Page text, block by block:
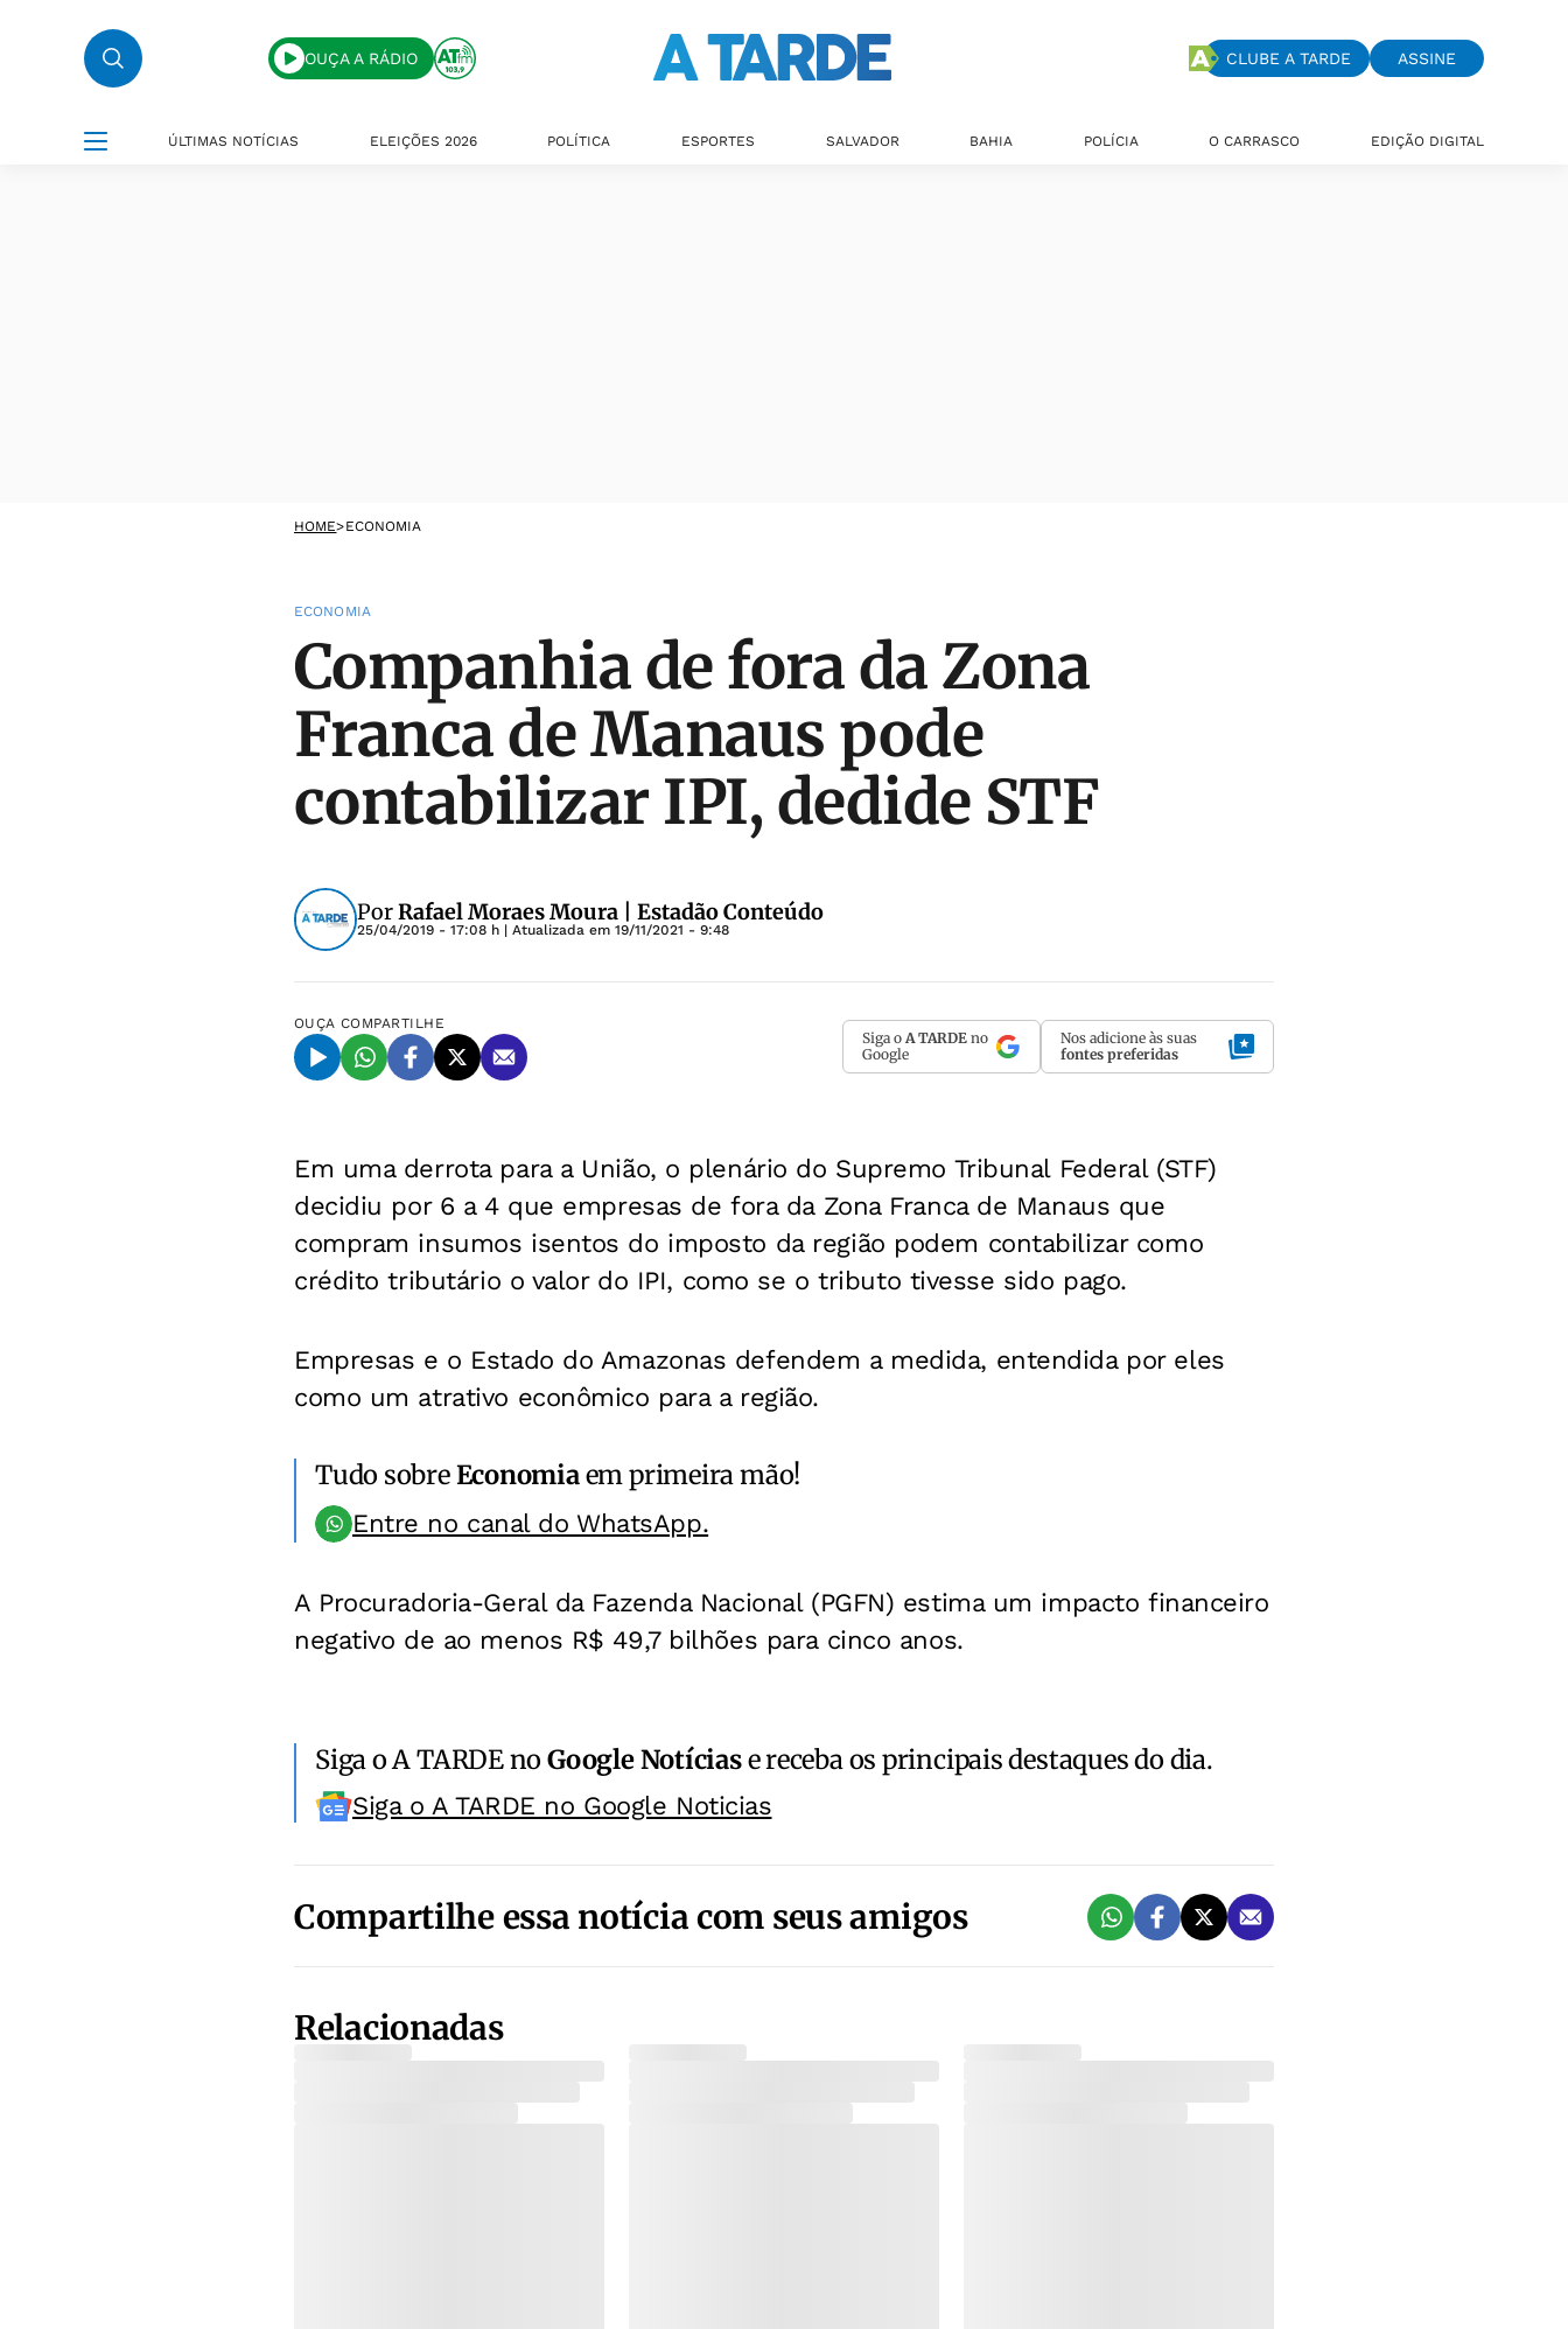
OUÇA A RÁDIO CLUBE A TARDE ASSINE
ÚLTIMAS NOTÍCIAS ELEIÇÕES 2026 POLÍTICA ESPORTES SALVADOR BAHIA POLÍCIA O CARRASCO EDIÇÃO DIGITAL
HOME>ECONOMIA
ECONOMIA
Companhia de fora da Zona
Franca de Manaus pode
contabilizar IPI, dedide STF
PorRafael Moraes Moura | Estadão Conteúdo
25/04/2019 - 17:08 h | Atualizada em 19/11/2021 - 9:48
OUÇA COMPARTILHE
Siga o A TARDE no
Google
Nos adicione às suas
fontes preferidas
Em uma derrota para a União, o plenário do Supremo Tribunal Federal (STF)
decidiu por 6 a 4 que empresas de fora da Zona Franca de Manaus que
compram insumos isentos do imposto da região podem contabilizar como
crédito tributário o valor do IPI, como se o tributo tivesse sido pago.
Empresas e o Estado do Amazonas defendem a medida, entendida por eles
como um atrativo econômico para a região.
Tudo sobreEconomiaem primeira mão!
Entre no canal do WhatsApp.
A Procuradoria-Geral da Fazenda Nacional (PGFN) estima um impacto financeiro
negativo de ao menos R$ 49,7 bilhões para cinco anos.
Siga o A TARDE noGoogle Notíciase receba os principais destaques do dia.
Siga o A TARDE no Google Noticias
Compartilhe essa notícia com seus amigos
Relacionadas